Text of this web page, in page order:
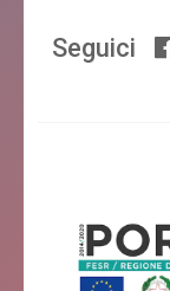
Seguici